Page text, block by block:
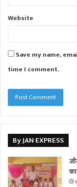
Website
Save my name,
time I comment.
By JAN EXPRESS